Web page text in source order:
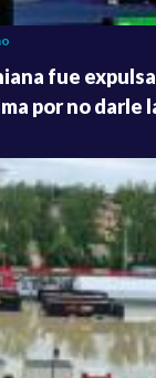
fue
por no darle